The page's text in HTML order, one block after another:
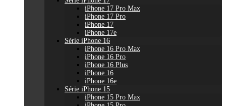
iPhone 17 Pro Max
iPhone 17 Pro
iPhone 17
iPhone 17e
Série iPhone 16
iPhone 16 Pro Max
iPhone 16 Pro
iPhone 16 Plus
iPhone 16
iPhone 16e
Série iPhone 15
iPhone 15 Pro Max